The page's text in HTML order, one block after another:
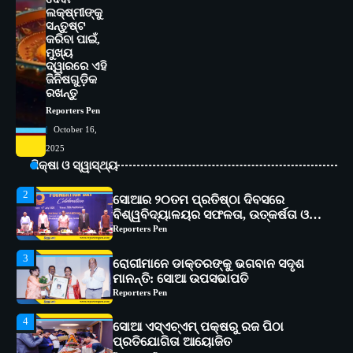
ଲକ୍ଷ୍ମୀଙ୍କୁ
ସନ୍ତୁଷ୍ଟ
କରିବା ପାଇଁ,
ମୁଖ୍ୟ
ଦ୍ୱାରରେ ଏହି
ଜିନିଷଗୁଡ଼ିକ
ରଖନ୍ତୁ
Reporters Pen
October 16,
2025
ଶିକ୍ଷା ଓ ସ୍ୱାସ୍ଥ୍ୟ
5
1
2
ଅଗ୍ରଗତିର ସ୍ମୃତିଚାରଣ
Reporters Pen
3
ରୋଗୀମାନେ ଡାକ୍ତରଙ୍କୁ ଭଗବାନ ସଦୃଶ
ମାନନ୍ତି: ସୋଆ ଉପସଭାପତି
Reporters Pen
4
ସୋଆ ଏସ୍‌ଏଚ୍‌ଏମ୍ ପକ୍ଷରୁ ରଜ ପିଠା
ପ୍ରତିଯୋଗିତା ଆୟୋଜିତ
Reporters Pen
5
ଭାରତର ଦ୍ୱିତୀୟ ହସ୍ପିଟାଲ୍ ଭାବେ
ଆଇଏମ୍‌ଏସ୍ ଆଣ୍ଡ ସମ ହସ୍ପିଟାଲ୍‌ରେ